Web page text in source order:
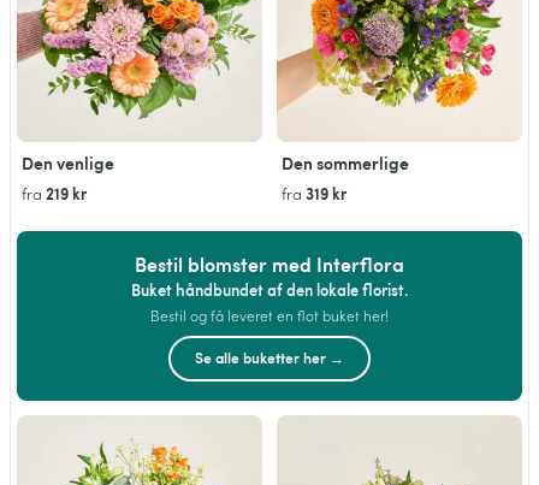
Den venlige
fra 219 kr
Den sommerlige
fra 319 kr
Bestil blomster med Interflora
Buket håndbundet af den lokale florist.
Bestil og få leveret en flot buket her!
Se alle buketter her →